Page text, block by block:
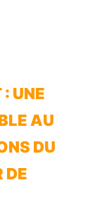
UNE
AU
DU
DE